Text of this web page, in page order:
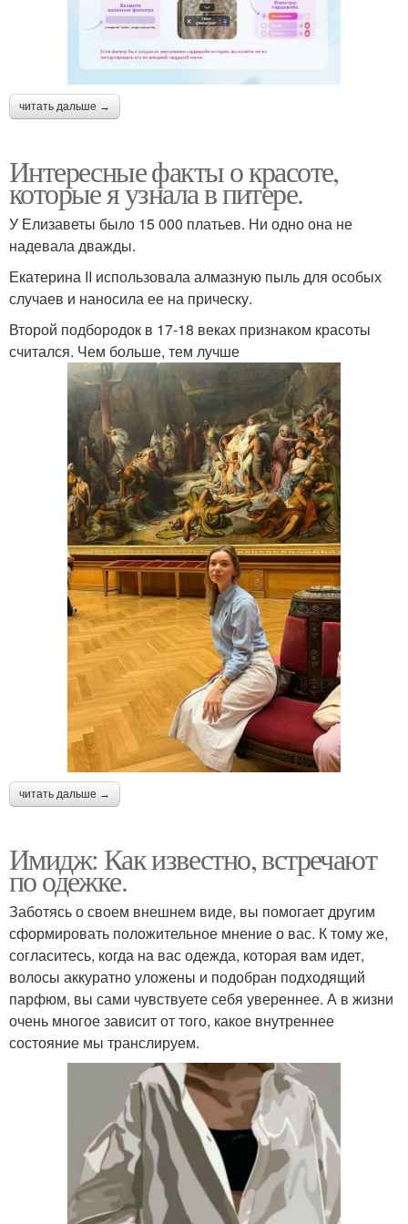
читать дальше →
Интересные факты о красоте,
которые я узнала в питере.
У Елизаветы было 15 000 платьев. Ни одно она не
надевала дважды.
Екатерина II использовала алмазную пыль для особых
случаев и наносила ее на прическу.
Второй подбородок в 17-18 веках признаком красоты
считался. Чем больше, тем лучше
читать дальше →
Имидж: Как известно, встречают
по одежке.
Заботясь о своем внешнем виде, вы помогает другим
сформировать положительное мнение о вас. К тому же,
согласитесь, когда на вас одежда, которая вам идет,
волосы аккуратно уложены и подобран подходящий
парфюм, вы сами чувствуете себя увереннее. А в жизни
очень многое зависит от того, какое внутреннее
состояние мы транслируем.